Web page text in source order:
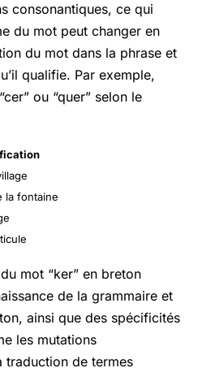
consonantiques, ce qui
du mot peut changer en
du mot dans la phrase et
qualifie. Par exemple,
ou “quer” selon le
la fontaine
mot “ker” en breton
de la grammaire et
ainsi que des spécificités
les mutations
traduction de termes